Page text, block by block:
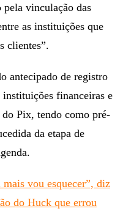
vinculação das
as instituições que
clientes”.
antecipado de registro
instituições financeiras e
do Pix, tendo como pré-
da etapa de
mais vou esquecer”, diz
do Huck que errou